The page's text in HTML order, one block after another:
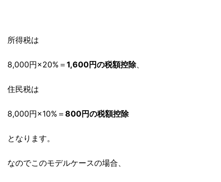
所得税は
8,000円×20%＝ 1,600円の税額控除、
住民税は
8,000円×10%＝ 800円の税額控除
となります。
なのでこのモデルケースの場合、